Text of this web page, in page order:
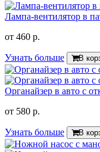
Лампа-вентилятор в
от 460 р.
Узнать больше В
Органайзер в авто с
от 580 р.
Узнать больше В